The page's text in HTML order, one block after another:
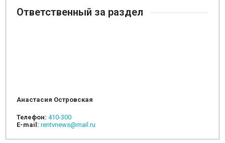
Ответственный за раздел
Анастасия Островская
Телефон: 410-300
E-mail: rentvnews@mail.ru